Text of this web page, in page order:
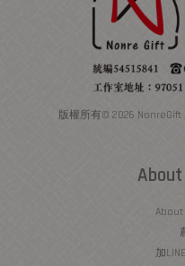
版權所有© 2026 NonreGift
About
About
加